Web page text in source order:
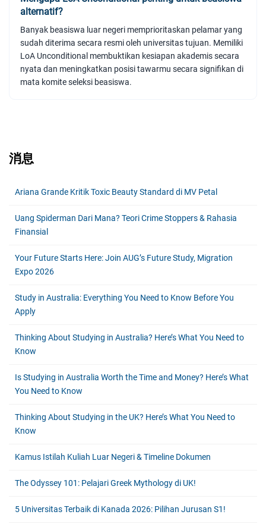
alternatif?
Banyak beasiswa luar negeri memprioritaskan pelamar yang
sudah diterima secara resmi oleh universitas tujuan. Memiliki
LoA Unconditional membuktikan kesiapan akademis secara
nyata dan meningkatkan posisi tawarmu secara signifikan di
mata komite seleksi beasiswa.
消息
Ariana Grande Kritik Toxic Beauty Standard di MV Petal
Uang Spiderman Dari Mana? Teori Crime Stoppers & Rahasia
Finansial
Your Future Starts Here: Join AUG’s Future Study, Migration
Expo 2026
Study in Australia: Everything You Need to Know Before You
Apply
Thinking About Studying in Australia? Here’s What You Need to
Know
Is Studying in Australia Worth the Time and Money? Here’s What
You Need to Know
Thinking About Studying in the UK? Here’s What You Need to
Know
Kamus Istilah Kuliah Luar Negeri & Timeline Dokumen
The Odyssey 101: Pelajari Greek Mythology di UK!
5 Universitas Terbaik di Kanada 2026: Pilihan Jurusan S1!